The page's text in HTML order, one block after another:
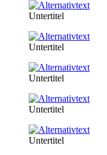
Untertitel
Untertitel
Untertitel
Untertitel
Untertitel